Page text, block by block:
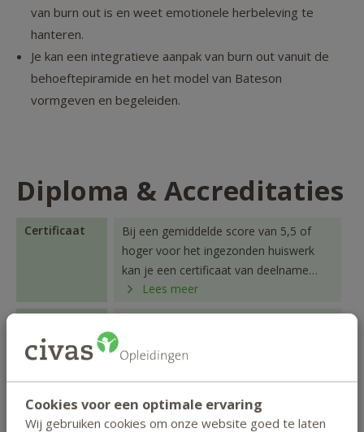
Cookies voor een optimale ervaring
Wij gebruiken cookies om onze website goed te laten
van burn out is en weet emotionele herbeleving te
hanteren.
Je kan een integratieve aanpak van burn out vanuit de
behoeftepiramide en het model van Bateson
vormgeven en begeleiden.
Diploma & Accreditaties
Certificaat
Bij een gemiddelde score van 5,5 of
hoger voor het ingezonden huiswerk
kan je een certificaat van deelname
downloaden in je studentenportaal.
Lees meer
een voldoende voor de thuis af te
leggen examen ontvang je het Civas-
diploma Allround burn-out coach.
Lees meer
Accreditaties
- ABvC (Algemene Beroepsvereniging